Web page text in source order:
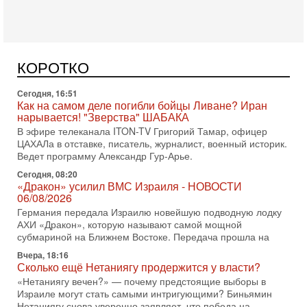
КОРОТКО
АХИ «Дракон» (Drakon), которая уже стала самой дорогой
субмариной в истории ЦАХАЛ. Но почему её
Сегодня, 16:51
Как на самом деле погибли бойцы Ливане? Иран
нарывается! "Зверства" ШАБАКА
В эфире телеканала ITON-TV Григорий Тамар, офицер
ЦАХАЛа в отставке, писатель, журналист, военный историк.
Ведет программу Александр Гур-Арье.
Сегодня, 08:20
«Дракон» усилил ВМС Израиля - НОВОСТИ
06/08/2026
Германия передала Израилю новейшую подводную лодку
АХИ «Дракон», которую называют самой мощной
субмариной на Ближнем Востоке. Передача прошла на
Вчера, 18:16
Сколько ещё Нетаниягу продержится у власти?
«Нетаниягу вечен?» — почему предстоящие выборы в
Израиле могут стать самыми интригующими? Биньямин